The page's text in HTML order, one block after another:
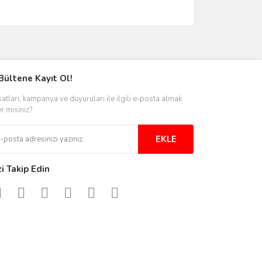
Kayıt Ol!
kampanya ve duyuruları ile ilgili e-posta almak
misiniz?
EKLE
Takip Edin